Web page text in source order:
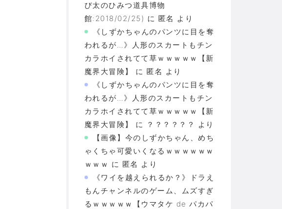
び太のひみつ道具博物
館:2018/02/25) に 匿名 より
《しずかちゃんのパンツに目を奪
われるが…》人形のスカートもチン
カラホイされてて草ｗｗｗｗｗ【新
魔界大冒険】
に 匿名 より
《しずかちゃんのパンツに目を奪
われるが…》人形のスカートもチン
カラホイされてて草ｗｗｗｗｗ【新
魔界大冒険】
に ？？？？？？
より
【画像】今のしずかちゃん、めち
ゃくちゃ可愛いくなるｗｗｗｗｗｗ
ｗｗｗ に 匿名 より
《ワイを越えられるか？》ドラえ
もんチャンネルのゲーム、ムズすぎ
るｗｗｗｗｗ【ウマタケ de パカパ